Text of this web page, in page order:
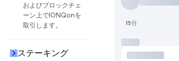
およびブロックチェ
ーン上でIONQonを
取引します。
ステーキング
15分